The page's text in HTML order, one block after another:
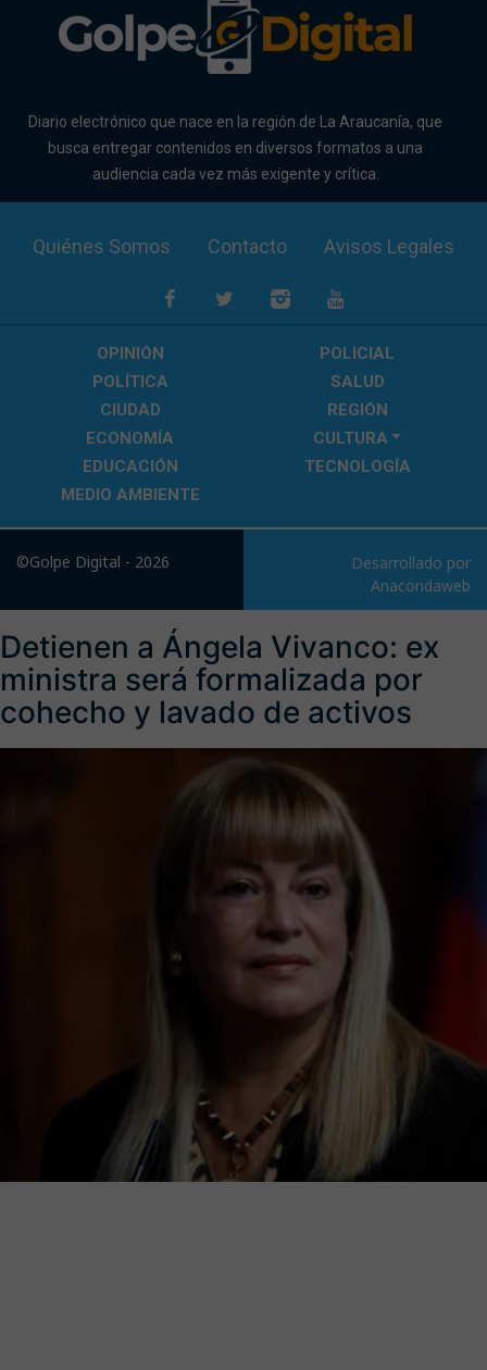
Diario electrónico que nace en la región de La Araucanía, que
busca entregar contenidos en diversos formatos a una
audiencia cada vez más exigente y crítica.
Quiénes Somos Contacto Avisos Legales
OPINIÓN
POLICIAL
POLÍTICA
SALUD
CIUDAD
REGIÓN
ECONOMÍA
CULTURA
EDUCACIÓN
TECNOLOGÍA
MEDIO AMBIENTE
©Golpe Digital - 2026
Desarrollado por
Anacondaweb
Detienen a Ángela Vivanco: ex
ministra será formalizada por
cohecho y lavado de activos